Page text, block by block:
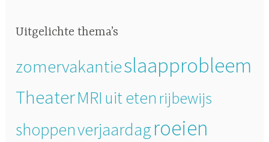
Uitgelichte thema’s
zomervakantieslaapprobleem
TheaterMRI uit eten rijbewijs
shoppenverjaardagroeien